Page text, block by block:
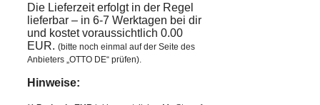
Die Lieferzeit erfolgt in der Regel
lieferbar – in 6-7 Werktagen bei dir
und kostet voraussichtlich 0.00
EUR. (bitte noch einmal auf der Seite des
Anbieters „OTTO DE“ prüfen).
Hinweise: